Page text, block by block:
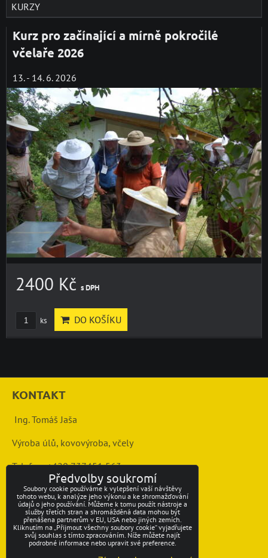
KURZY
Kurz pro začínající a mírně pokročilé
včelaře 2026
13. - 14. 6. 2026
2400 Kč s DPH
ks DO KOŠÍKU
KONTAKT
Ing. Tomáš Jaša
Výroba úlů, kovovýroba, včely
Telefon: +420 737451 563
mail: info@vcelarstvi-jasovi.cz
MAPA
Předvolby soukromí
Soubory cookie používáme k vylepšení vaší návštěvy
tohoto webu, k analýze jeho výkonu a ke shromažďování
údajů o jeho používání. Můžeme k tomu použít nástroje a
služby třetích stran a shromážděná data mohou být
přenášena partnerům v EU, USA nebo jiných zemích.
Kliknutím na „Přijmout všechny soubory cookie“ vyjadřujete
svůj souhlas s tímto zpracováním. Níže můžete najít
podrobné informace nebo upravit své preference.